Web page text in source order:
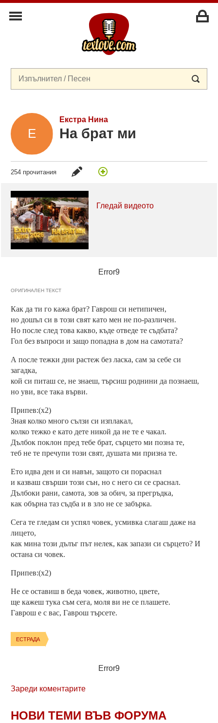
Екстра Нина
На брат ми
254 прочитания
Гледай видеото
Error9
ОРИГИНАЛЕН ТЕКСТ
Как да ти го кажа брат? Гаврош си нетипичен,
но дошъл си в този свят като мен не по-различен.
Но после след това какво, къде отведе те съдбата?
Гол без въпроси и защо попадна в дом на самотата?
А после тежки дни растеж без ласка, сам за себе си
загадка,
кой си питаш се, не знаеш, търсиш роднини да познаеш,
но уви, все така върви.
Припев:(x2)
Зная колко много сълзи си изплакал,
колко тежко е като дете никой да не те е чакал.
Дълбок поклон пред тебе брат, сърцето ми позна те,
теб не те пречупи този свят, душата ми призна те.
Ето идва ден и си навън, защото си пораснал
и казваш свърши този сън, но с него си се сраснал.
Дълбоки рани, самота, зов за обич, за прегръдка,
как обърна таз съдба и в зло не се забърка.
Сега те гледам си успял човек, усмивка слагаш даже на
лицето,
как мина този дълъг път нелек, как запази си сърцето? И
остана си човек.
Припев:(x2)
Не се оставиш в беда човек, животно, цвете,
ще кажеш тука съм сега, моля ви не се плашете.
Гаврош е с вас, Гаврош търсете.
ЕСТРАДА
Error9
Зареди коментарите
НОВИ ТЕМИ ВЪВ ФОРУМА